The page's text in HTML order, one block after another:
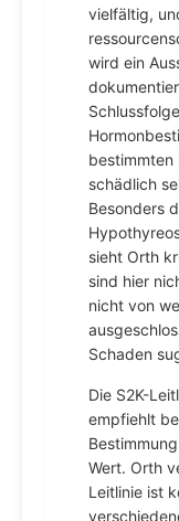
vielfältig,
wird ein
bestimmten
schädlich
Besonders
sieht Orth
sind hier
nicht von
Schaden
Die S2K-
empfiehlt
Wert. Orth
Leitlinie ist